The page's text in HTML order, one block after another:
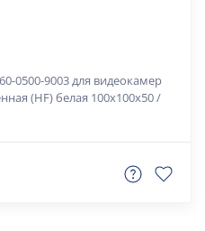
0500-9003 для видеокамер
(HF) белая 100х100х50 /